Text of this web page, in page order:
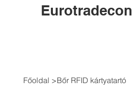
Eurotradecon
Főoldal >Bőr RFID kártyatartó